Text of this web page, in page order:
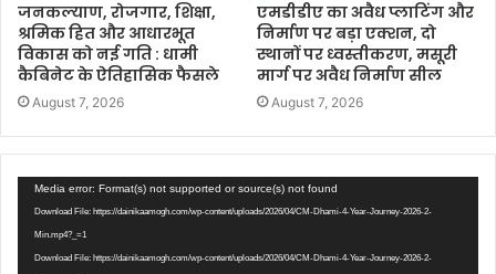
जनकल्याण, रोजगार, शिक्षा,
श्रमिक हित और आधारभूत
विकास को नई गति : धामी
कैबिनेट के ऐतिहासिक फैसले
August 7, 2026
एमडीडीए का अवैध प्लाटिंग और
निर्माण पर बड़ा एक्शन, दो
स्थानों पर ध्वस्तीकरण, मसूरी
मार्ग पर अवैध निर्माण सील
August 7, 2026
Video
Player
Media error: Format(s) not supported or source(s) not found
Download File: https://dainikaamogh.com/wp-content/uploads/2026/04/CM-Dhami-4-Year-Journey-2026-2-
Min.mp4?_=1
Download File: https://dainikaamogh.com/wp-content/uploads/2026/04/CM-Dhami-4-Year-Journey-2026-2-